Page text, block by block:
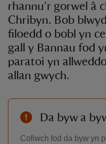
rhannu’r gorwel â
Chribyn. Bob
filoedd o bobl yn
gall y Bannau fod
paratoi yn
allan gwych.
Da byw a
Cofiwch fod da byw yn